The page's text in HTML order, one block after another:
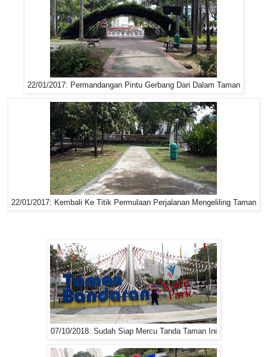
22/01/2017: Permandangan Pintu Gerbang Dari Dalam Taman
22/01/2017: Kembali Ke Titik Permulaan Perjalanan Mengeliling Taman
07/10/2018: Sudah Siap Mercu Tanda Taman Ini